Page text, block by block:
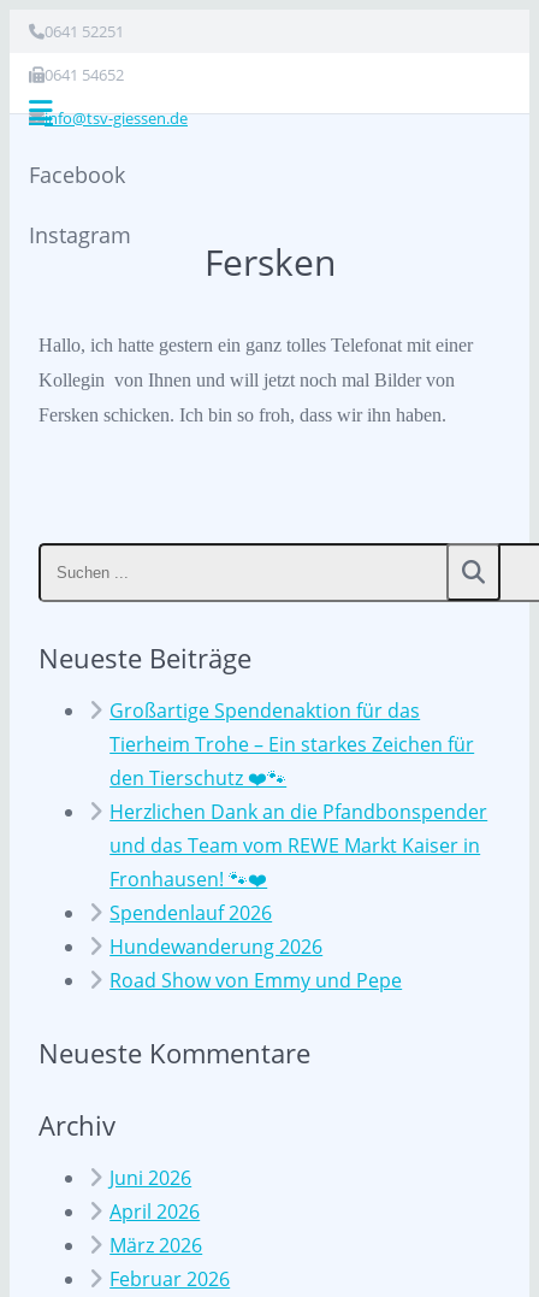
0641 52251
0641 54652
info@tsv-giessen.de
Facebook
Instagram
Fersken
Hallo, ich hatte gestern ein ganz tolles Telefonat mit einer
Kollegin von Ihnen und will jetzt noch mal Bilder von
Fersken schicken. Ich bin so froh, dass wir ihn haben.
Neueste Beiträge
Großartige Spendenaktion für das
Tierheim Trohe – Ein starkes Zeichen für
den Tierschutz ❤️🐾
Herzlichen Dank an die Pfandbonspender
und das Team vom REWE Markt Kaiser in
Fronhausen! 🐾❤️
Spendenlauf 2026
Hundewanderung 2026
Road Show von Emmy und Pepe
Neueste Kommentare
Archiv
Juni 2026
April 2026
März 2026
Februar 2026